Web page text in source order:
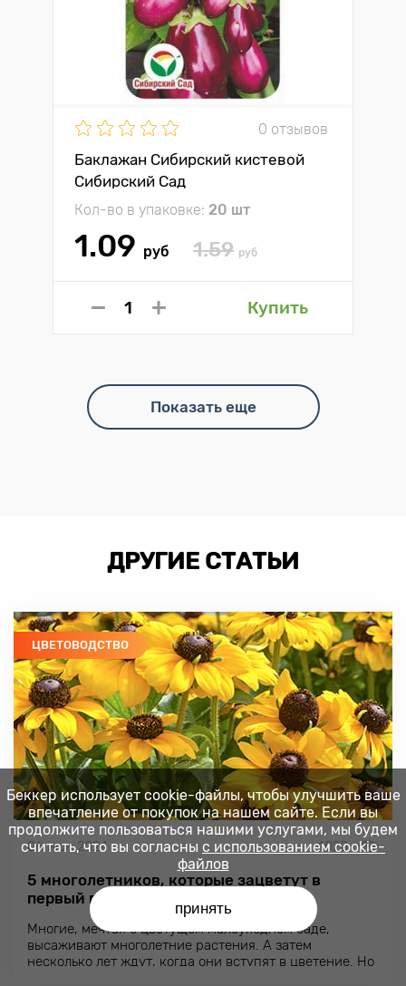
0 отзывов
Баклажан Сибирский кистевой
Сибирский Сад
Кол-во в упаковке: 20 шт
1.09 руб 1.59 руб
Купить
Показать еще
ДРУГИЕ СТАТЬИ
ЦВЕТОВОДСТВО
06 июн 2024 4020
5 многолетников, которые зацветут в
первый год и украсят ваш сад
Многие, мечтая о цветущем малоуходном саде,
высаживают многолетние растения. А затем
несколько лет ждут, когда они вступят в цветение. Но
Беккер использует cookie-файлы, чтобы улучшить ваше
впечатление от покупок на нашем сайте. Если вы
продолжите пользоваться нашими услугами, мы будем
считать, что вы согласны с использованием cookie-
файлов
принять